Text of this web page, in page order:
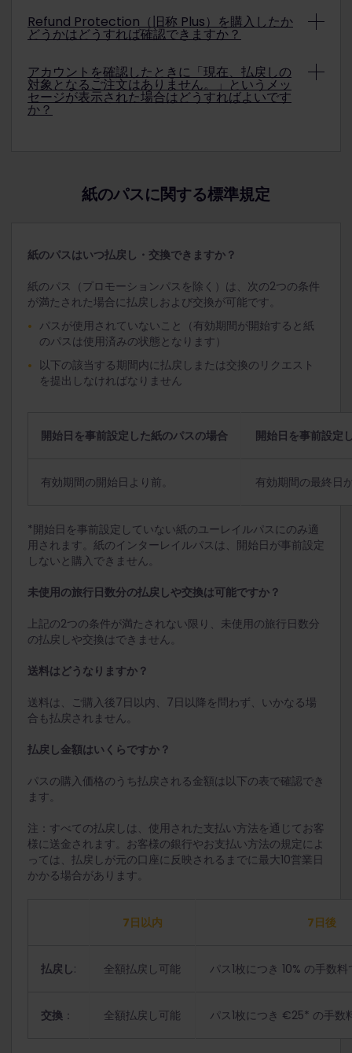
でない状態となります。
有効期間の開始後にモバイルパスの利用開始手続きを取
できます。
の「利用開始手続き期限」
Rail Planner アプリの [お客様のパス] セクションの
[パスの利用開始手続き期限]（モバイル パスが Rail
Planner アプリに追加され、有効期間が設定されて
Refund Protection（旧称 Plus）を購入したか
どうかはどうすれば確認できますか？
ールに添付されている「お支払いの確認」PDF に表示
されます。
アカウントを確認したときに「現在、払戻しの
対象となるご注文はありません。」というメッ
セージが表示された場合はどうすればよいです
か？
スの利用開始手続きを取り消す必要があります。次に、
パスの購入時に使用したのと同じアカウントにログイン
する必要があります。
それでも払戻しの対象となる注文が見つからない場合
は、ユーレイルカスタマーサービスチームにご連絡くだ
さい。
紙のパスに関する標準規定
紙のパスはいつ払戻し・交換できますか？
紙のパス（プロモーションパスを除く）は、次の2つの条件
が満たされた場合に払戻しおよび交換が可能です。
パスが使用されていないこと（有効期間が開始すると紙
のパスは使用済みの状態となります）
以下の該当する期間内に払戻しまたは交換のリクエスト
を提出しなければなりません
開始日を事前設定した紙のパスの場合 開始日を事前設定
有効期間の開始日より前。 有効期間の最終日
*開始日を事前設定していない紙のユーレイルパスにのみ適
用されます。紙のインターレイルパスは、開始日が事前設定
しないと購入できません。
未使用の旅行日数分の払戻しや交換は可能ですか？
上記の2つの条件が満たされない限り、未使用の旅行日数分
の払戻しや交換はできません。
送料はどうなりますか？
送料は、ご購入後7日以内、7日以降を問わず、いかなる場
合も払戻されません。
払戻し金額はいくらですか？
パスの購入価格のうち払戻される金額は以下の表で確認でき
ます。
注：すべての払戻しは、使用された支払い方法を通じてお客
様に送金されます。お客様の銀行やお支払い方法の規定によ
っては、払戻しが元の口座に反映されるまでに最大10営業日
かかる場合があります。
7日以内 7日後
払戻し: 全額払戻し可能 パス1枚につき 10% の手数
交換： 全額払戻し可能 パス1枚につき €25* の手数